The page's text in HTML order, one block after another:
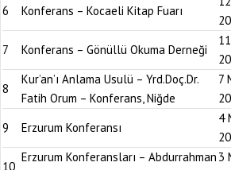
6
Konferans – Kocaeli Kitap Fuarı
7
Konferans – Gönüllü Okuma Derneği
8
Kur’an’ı Anlama Usulü – Yrd.Doç.Dr.
Fatih Orum – Konferans, Niğde
7
9
Erzurum Konferansı
4
10
Erzurum Konferansları – Abdurrahman 3